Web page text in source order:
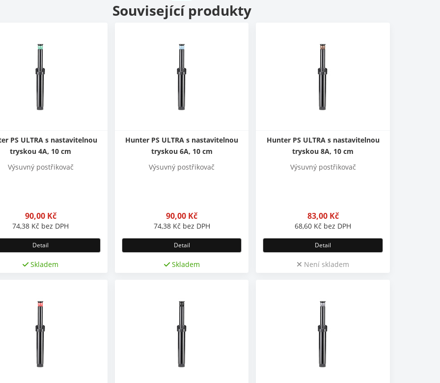
Související produkty
PS ULTRA s nastavitelnou
tryskou 4A, 10 cm
Výsuvný postřikovač
90,00 Kč
74,38 Kč bez DPH
Detail
Skladem
Hunter PS ULTRA s nastavitelnou
tryskou 6A, 10 cm
Výsuvný postřikovač
90,00 Kč
74,38 Kč bez DPH
Detail
Skladem
Hunter PS ULTRA s nastavitelnou
tryskou 8A, 10 cm
Výsuvný postřikovač
83,00 Kč
68,60 Kč bez DPH
Detail
Není skladem